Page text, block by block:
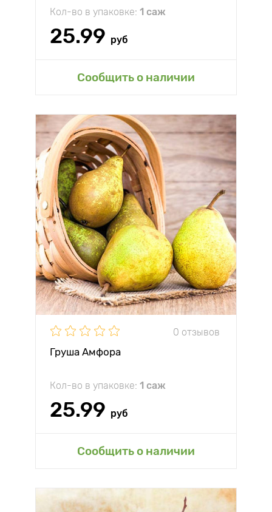
Кол-во в упаковке: 1 саж
25.99 руб
Сообщить о наличии
0 отзывов
Груша Амфора
Кол-во в упаковке: 1 саж
25.99 руб
Сообщить о наличии